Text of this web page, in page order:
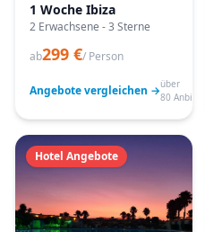
1 Woche Ibiza
2 Erwachsene - 3 Sterne
ab299 €/ Person
Angebote vergleichen →über
80 Anbieter
Hotel Angebote